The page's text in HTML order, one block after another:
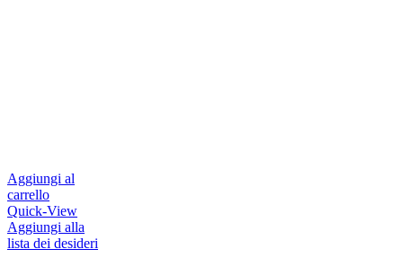
Aggiungi al
carrello
Quick-View
Aggiungi alla
lista dei desideri